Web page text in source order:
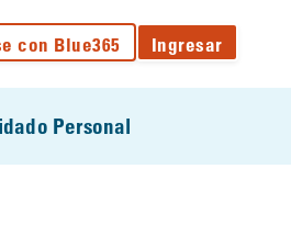
con Blue365 Ingresar
Personal